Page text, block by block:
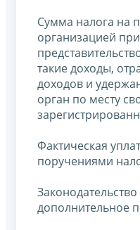
Сумма налога на
организацией
такие доходы,
доходов и
орган по месту
Фактическая
поручениями
дополнительное